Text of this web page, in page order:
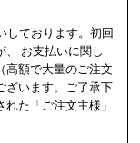
しております。初回
、 お支払いに関し
高額で大量のご注文
ざいます。ご了承下
た「ご注文主様」